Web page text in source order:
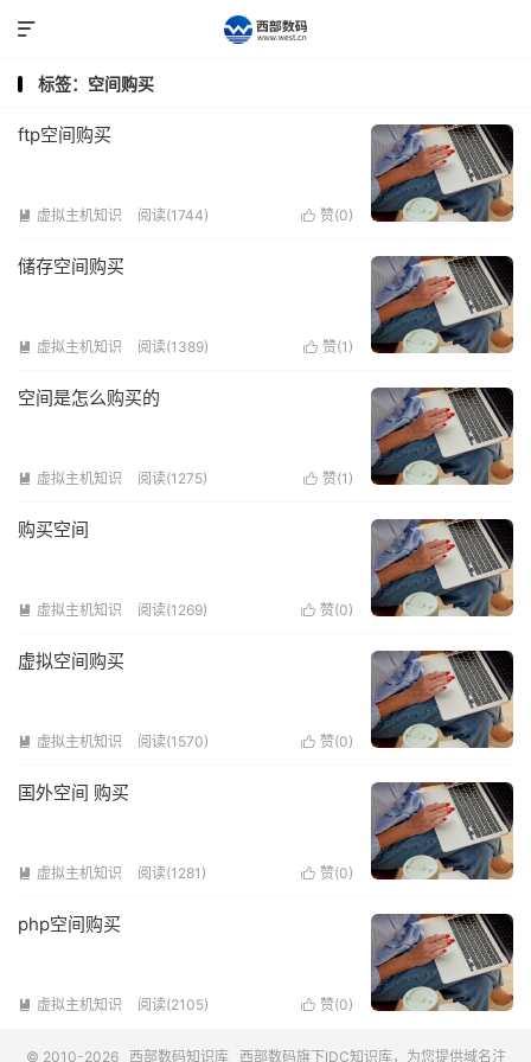

标签：空间购买
ftp空间购买
 虚拟主机知识 阅读(1744)  赞(0)
储存空间购买
 虚拟主机知识 阅读(1389)  赞(1 )
空间是怎么购买的
 虚拟主机知识 阅读(1275)  赞(1 )
购买空间
 虚拟主机知识 阅读(1269)  赞(0)
虚拟空间购买
 虚拟主机知识 阅读(1570)  赞(0)
国外空间 购买
 虚拟主机知识 阅读(1281)  赞(0)
php空间购买
 虚拟主机知识 阅读(2105)  赞(0)
© 2010-2026 西部数码知识库 西部数码旗下IDC知识库，为您提供域名注